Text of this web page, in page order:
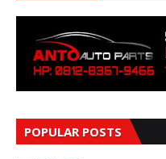
POPULAR POSTS